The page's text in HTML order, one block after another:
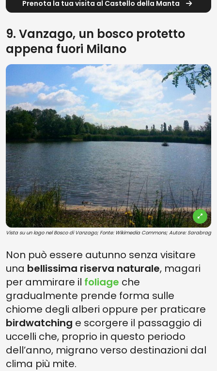
Prenota la tua visita al Castello della Manta
9. Vanzago, un bosco protetto
appena fuori Milano
Vista su un lago nel Bosco di Vanzago; Fonte: Wikimedia Commons; Autore: Sarabrag
Non può essere autunno senza visitare
una bellissima riserva naturale, magari
per ammirare il foliage che
gradualmente prende forma sulle
chiome degli alberi oppure per praticare
birdwatching e scorgere il passaggio di
uccelli che, proprio in questo periodo
dell’anno, migrano verso destinazioni dal
clima più mite.